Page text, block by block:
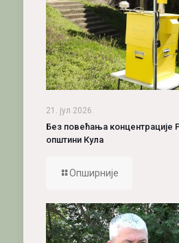
21. јул 2026.
Без повећања концентрације
општини Кула
Опширније